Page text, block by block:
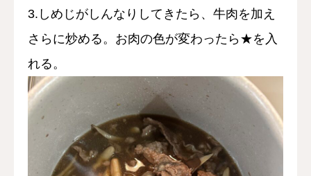
3.しめじがしんなりしてきたら、牛肉を加え
さらに炒める。お肉の色が変わったら★を入
れる。